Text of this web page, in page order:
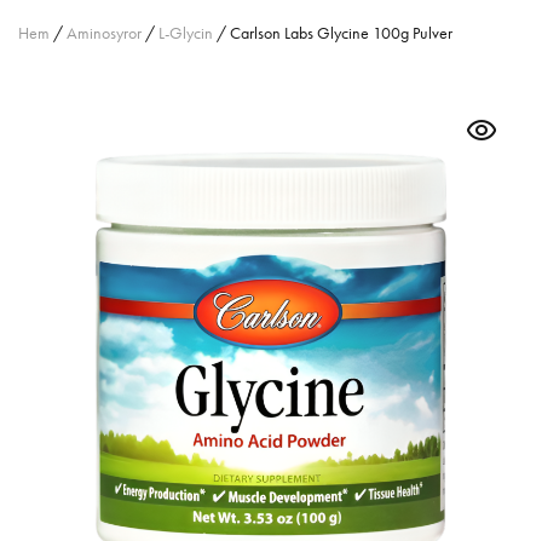
Hem /Aminosyror / L-Glycin / Carlson Labs Glycine 100g Pulver